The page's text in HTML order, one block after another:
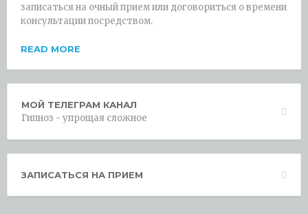
записаться на очный прием или договориться о времени
консультации посредством.
READ MORE
МОЙ ТЕЛЕГРАМ КАНАЛ
Гипноз - упрощая сложное
ЗАПИСАТЬСЯ НА ПРИЕМ